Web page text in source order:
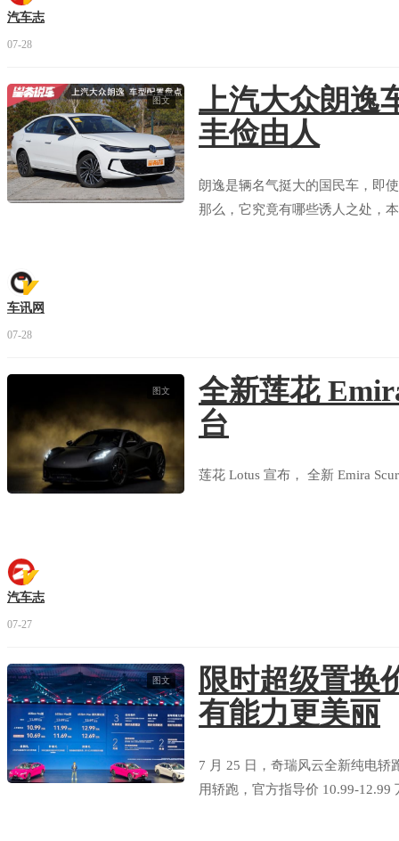
汽车志
07-28
图文
上汽大众朗逸
丰俭由人
朗逸是辆名气挺大的国民车，即
那么，它究竟有哪些诱人之处，
车讯网
07-28
图文
全新莲花
台
莲花 Lotus 宣布， 全新 Emira
汽车志
07-27
图文
限时超级置换
有能力更美丽
7 月 25 日，奇瑞风云全新纯电
用轿跑，官方指导价 10.99-